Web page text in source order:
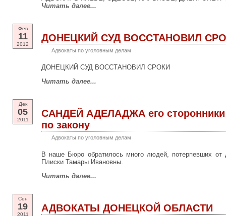
Читать далее...
Фев
11
2012
ДОНЕЦКИЙ СУД ВОССТАНОВИЛ
Адвокаты по уголовным делам
ДОНЕЦКИЙ СУД ВОССТАНОВИЛ СРОКИ
Читать далее...
Дек
05
2011
САНДЕЙ АДЕЛАДЖА его сторонники
по закону
Адвокаты по уголовным делам
В наше Бюро обратилось много людей, потерпевших от
Плиски Тамары Ивановны.
Читать далее...
Сен
19
2011
АДВОКАТЫ ДОНЕЦКОЙ ОБЛАСТИ